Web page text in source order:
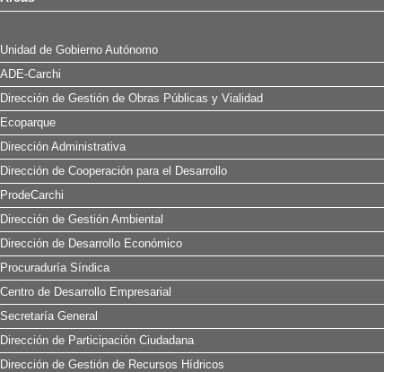
Unidad de Gobierno Autónomo
ADE-Carchi
Dirección de Gestión de Obras Públicas y Vialidad
Ecoparque
Dirección Administrativa
Dirección de Cooperación para el Desarrollo
ProdeCarchi
Dirección de Gestión Ambiental
Dirección de Desarrollo Económico
Procuraduría Síndica
Centro de Desarrollo Empresarial
Secretaría General
Dirección de Participación Ciudadana
Dirección de Gestión de Recursos Hídricos